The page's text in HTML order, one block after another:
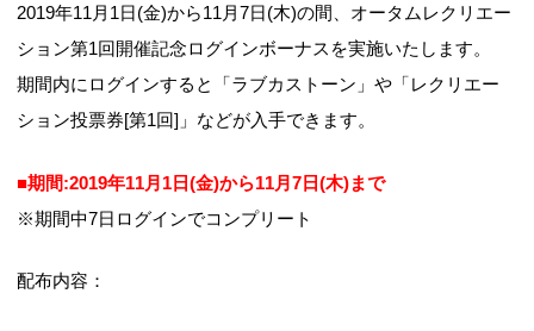
2019年11月1日(金)から11月7日(木)の間、オータムレクリエー
ション第1回開催記念ログインボーナスを実施いたします。
期間内にログインすると「ラブカストーン」や「レクリエー
ション投票券[第1回]」などが入手できます。
■期間:2019年11月1日(金)から11月7日(木)まで
※期間中7日ログインでコンプリート
配布内容：